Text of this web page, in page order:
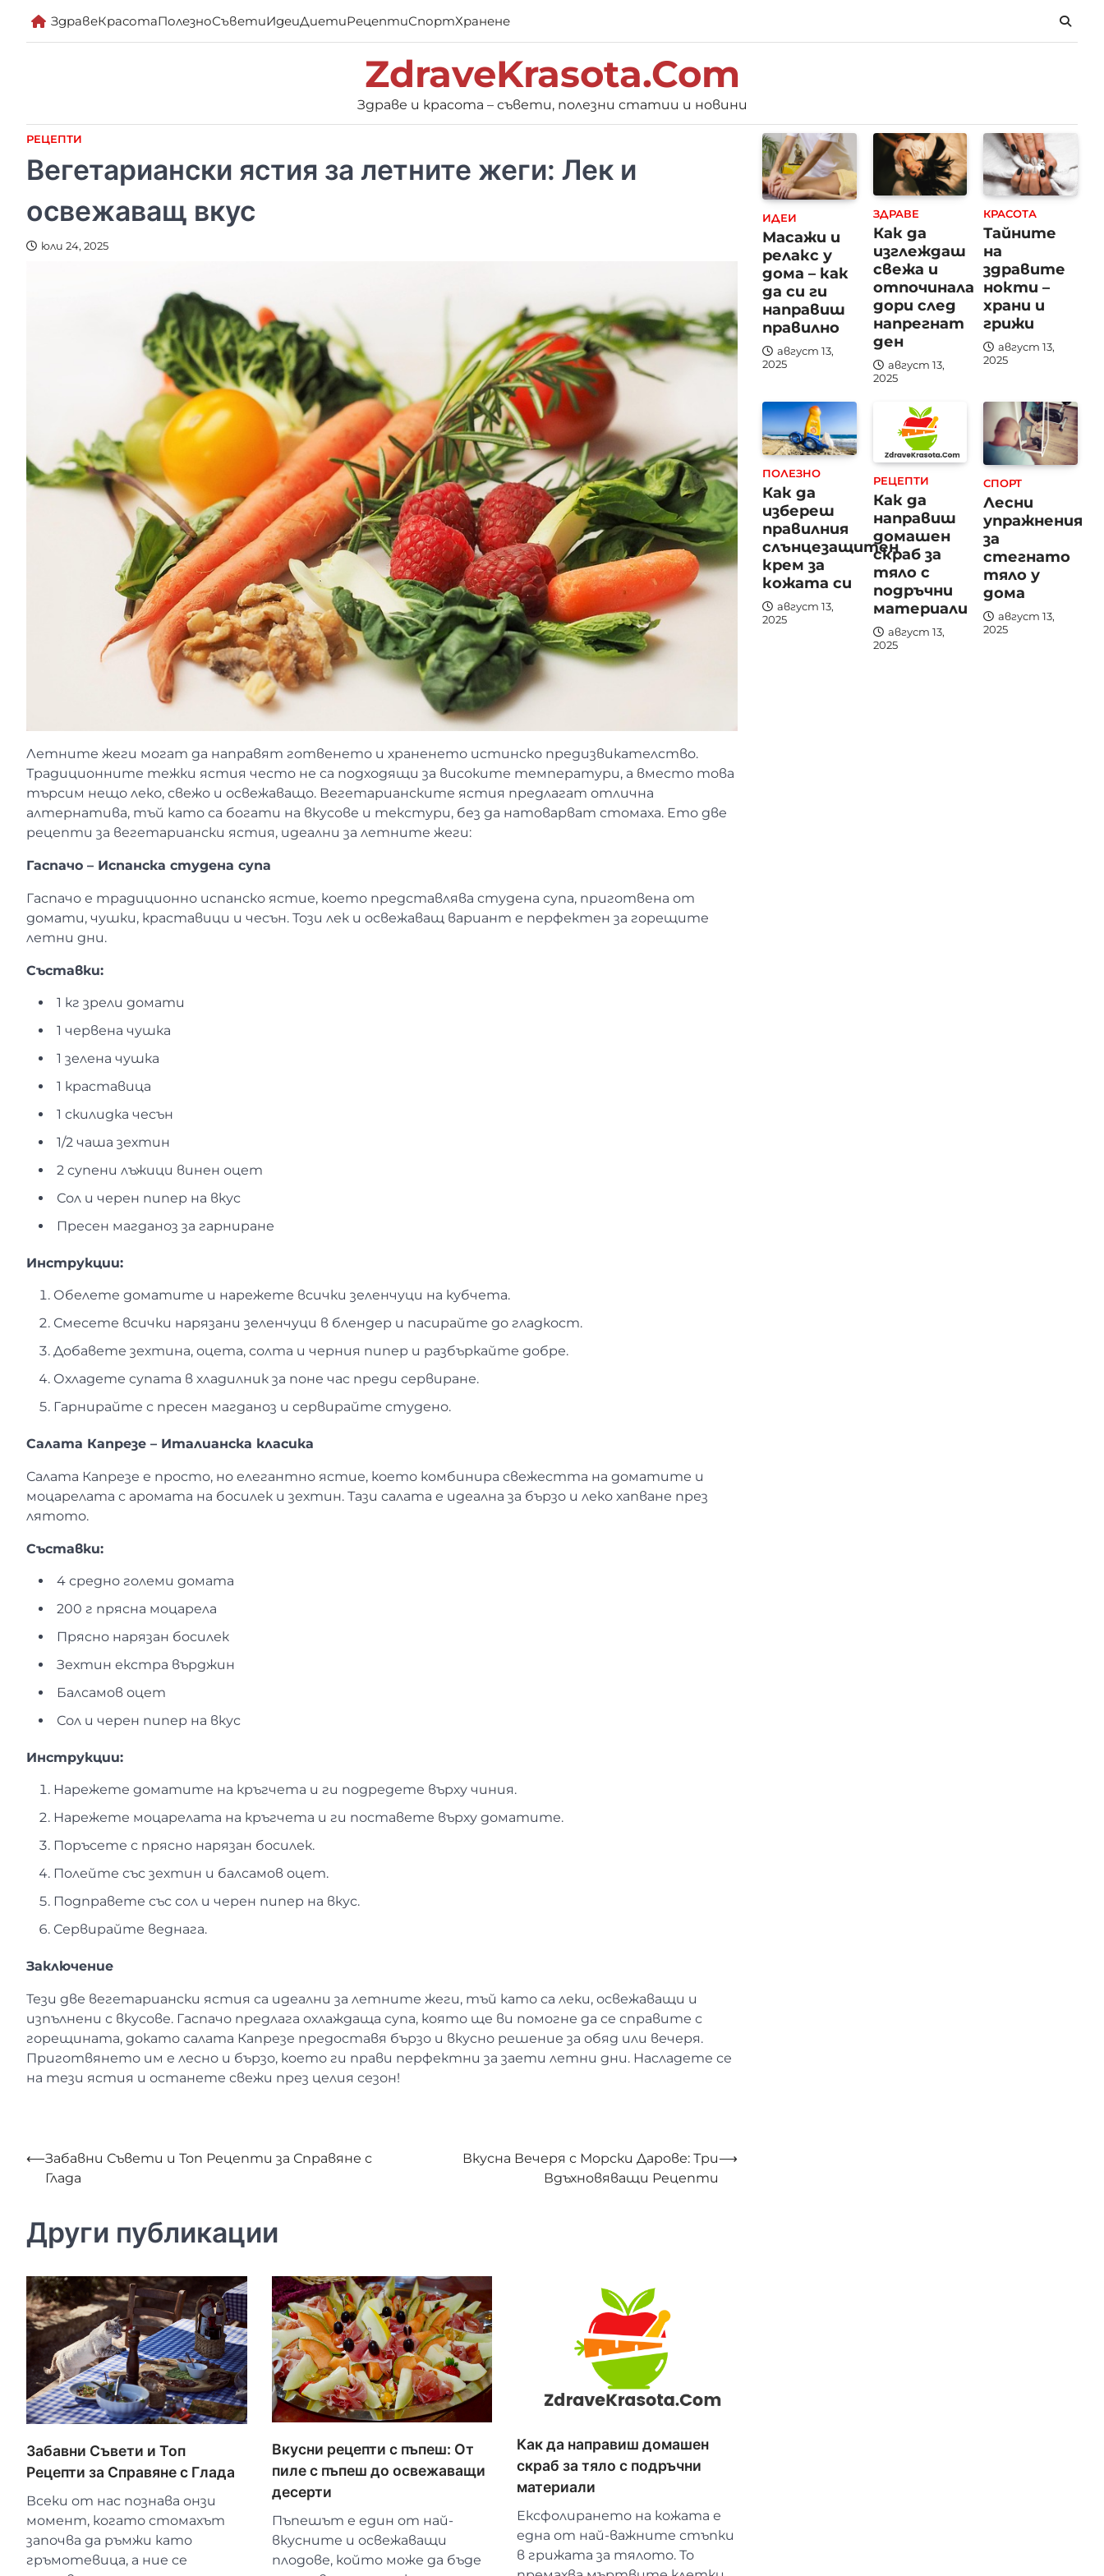
content
ЗдравеКрасотаПолезноСъветиИдеиДиетиРецептиСпортХранене
ZdraveKrasota.Com
Здраве и красота – съвети, полезни статии и новини
РЕЦЕПТИ
Вегетариански ястия за летните жеги: Лек и
освежаващ вкус
юли 24, 2025
Летните жеги могат да направят готвенето и храненето истинско предизвикателство.
Традиционните тежки ястия често не са подходящи за високите температури, а вместо това
търсим нещо леко, свежо и освежаващо. Вегетарианските ястия предлагат отлична
алтернатива, тъй като са богати на вкусове и текстури, без да натоварват стомаха. Ето две
рецепти за вегетариански ястия, идеални за летните жеги:
Гаспачо – Испанска студена супа
Гаспачо е традиционно испанско ястие, което представлява студена супа, приготвена от
домати, чушки, краставици и чесън. Този лек и освежаващ вариант е перфектен за горещите
летни дни.
Съставки:
1 кг зрели домати
1 червена чушка
1 зелена чушка
1 краставица
1 скилидка чесън
1/2 чаша зехтин
2 супени лъжици винен оцет
Сол и черен пипер на вкус
Пресен магданоз за гарниране
Инструкции:
Обелете доматите и нарежете всички зеленчуци на кубчета.
Смесете всички нарязани зеленчуци в блендер и пасирайте до гладкост.
Добавете зехтина, оцета, солта и черния пипер и разбъркайте добре.
Охладете супата в хладилник за поне час преди сервиране.
Гарнирайте с пресен магданоз и сервирайте студено.
Салата Капрезе – Италианска класика
Салата Капрезе е просто, но елегантно ястие, което комбинира свежестта на доматите и
моцарелата с аромата на босилек и зехтин. Тази салата е идеална за бързо и леко хапване през
лятото.
Съставки:
4 средно големи домата
200 г прясна моцарела
Прясно нарязан босилек
Зехтин екстра върджин
Балсамов оцет
Сол и черен пипер на вкус
Инструкции:
Нарежете доматите на кръгчета и ги подредете върху чиния.
Нарежете моцарелата на кръгчета и ги поставете върху доматите.
Поръсете с прясно нарязан босилек.
Полейте със зехтин и балсамов оцет.
Подправете със сол и черен пипер на вкус.
Сервирайте веднага.
Заключение
Тези две вегетариански ястия са идеални за летните жеги, тъй като са леки, освежаващи и
изпълнени с вкусове. Гаспачо предлага охлаждаща супа, която ще ви помогне да се справите с
горещината, докато салата Капрезе предоставя бързо и вкусно решение за обяд или вечеря.
Приготвянето им е лесно и бързо, което ги прави перфектни за заети летни дни. Насладете се
на тези ястия и останете свежи през целия сезон!
Навигация
⟵Забавни Съвети и Топ Рецепти за Справяне с
Глада
Вкусна Вечеря с Морски Дарове: Три
Вдъхновяващи Рецепти
⟶
Други публикации
Забавни Съвети и Топ
Рецепти за Справяне с Глада
Всеки от нас познава онзи
момент, когато стомахът
започва да ръмжи като
гръмотевица, а ние се
Вкусни рецепти с пъпеш: От
пиле с пъпеш до освежаващи
десерти
Пъпешът е един от най-
вкусните и освежаващи
плодове, който може да бъде
Как да направиш домашен
скраб за тяло с подръчни
материали
Ексфолирането на кожата е
една от най-важните стъпки
в грижата за тялото. То
ИДЕИ
Масажи и
релакс у
дома – как
да си ги
направиш
правилно
август 13,
2025
ЗДРАВЕ
Как да
изглеждаш
свежа и
отпочинала
дори след
напрегнат
ден
август 13,
2025
КРАСОТА
Тайните
на
здравите
нокти –
храни и
грижи
август 13,
2025
ПОЛЕЗНО
Как да
избереш
правилния
слънцезащитен
крем за
кожата си
август 13,
2025
РЕЦЕПТИ
Как да
направиш
домашен
скраб за
тяло с
подръчни
материали
август 13,
2025
СПОРТ
Лесни
упражнения
за
стегнато
тяло у
дома
август 13,
2025